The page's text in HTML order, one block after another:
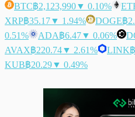
BTC฿2,123,990▼ 0.10%
XRP฿35.17▼ 1.94% DOGE฿
0.51%
ADA฿6.47▼ 0.06%
AVAX฿220.74▼ 2.61% LINK
KUB฿20.29▼ 0.49%